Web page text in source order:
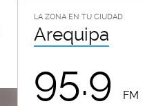
LA ZONA EN TU CIUDAD
Arequipa
95.9 FM